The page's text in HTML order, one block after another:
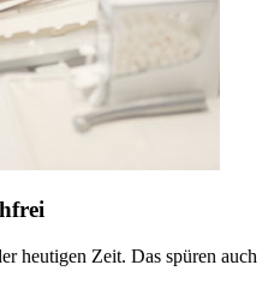
heutigen Zeit. Das spüren auch